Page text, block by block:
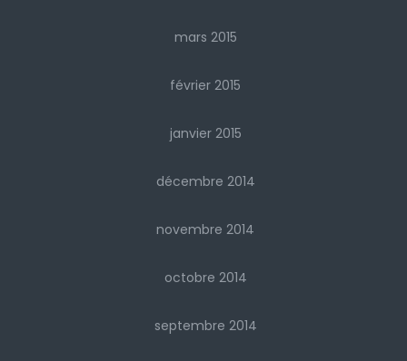
mars 2015
février 2015
janvier 2015
décembre 2014
novembre 2014
octobre 2014
septembre 2014